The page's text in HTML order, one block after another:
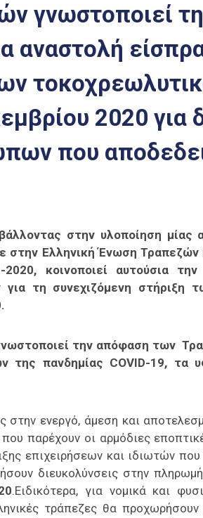
γνωστοποιεί
αναστολή
2020 για
που
στην υλοποίηση μίας
στην Ελληνική Ένωση Τραπεζών
κοινοποιεί αυτούσια
τη συνεχιζόμενη στήριξη
την απόφαση των
της πανδημίας COVID-19, τα
ενεργό, άμεση και
παρέχουν οι αρμόδιες
επιχειρήσεων και ιδιωτών
διευκολύνσεις στην
.Ειδικότερα, για νομικά και
τράπεζες θα